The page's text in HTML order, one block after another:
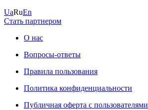
UaRuEn
Стать партнером
О нас
Вопросы-ответы
Правила пользования
Политика конфиденциальности
Публичная оферта с пользователями